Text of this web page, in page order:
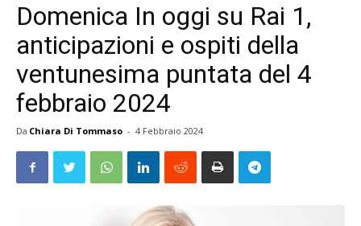
Domenica In oggi su Rai 1,
anticipazioni e ospiti della
ventunesima puntata del 4
febbraio 2024
Da Chiara Di Tommaso - 4 Febbraio 2024